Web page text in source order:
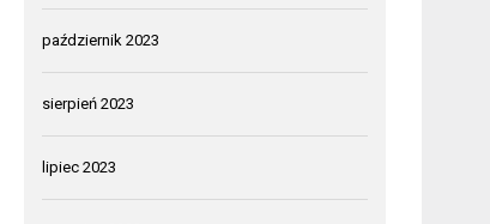
październik 2023
sierpień 2023
lipiec 2023